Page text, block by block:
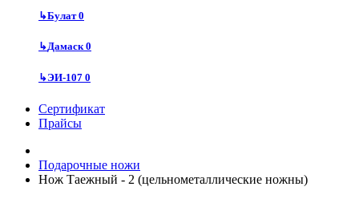
↳Булат0
↳Дамаск0
↳ЭИ-107 0
Сертификат
Прайсы
Подарочные ножи
Нож Таежный - 2 (цельнометаллические ножны)